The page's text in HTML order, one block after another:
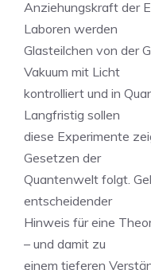
Anziehungskraft der
Laboren werden
Glasteilchen von der
Vakuum mit Licht
kontrolliert und in
Langfristig sollen
diese Experimente
Gesetzen der
Quantenwelt folgt.
entscheidender
Hinweis für eine
– und damit zu
einem tieferen